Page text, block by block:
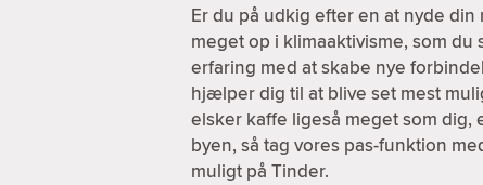
Er du på udkig efter en at nyde
meget op i klimaaktivisme, som
erfaring med at skabe nye
hjælper dig til at blive set mest
elsker kaffe ligeså meget som
byen, så tag vores pas-funktion
muligt på Tinder.